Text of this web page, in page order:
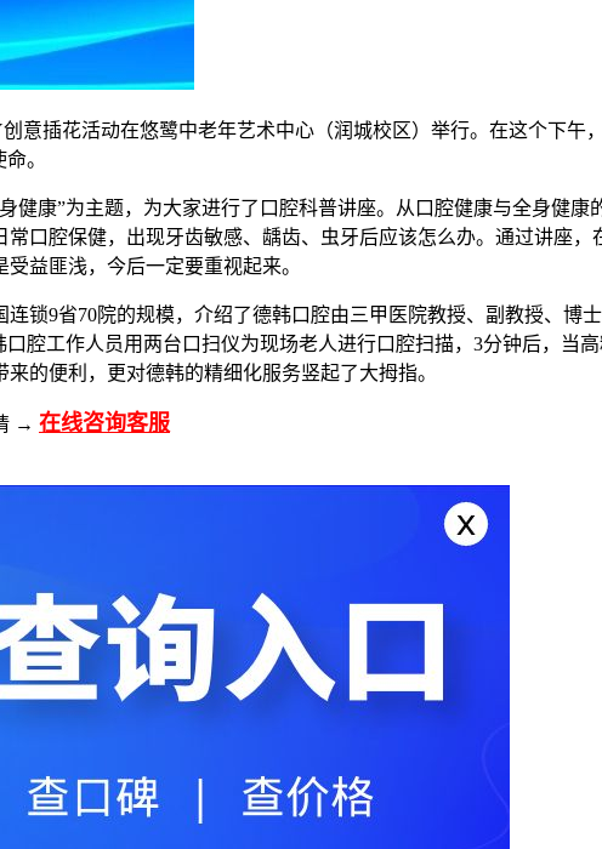
意插花活动在悠鹭中老年艺术中心（润城校区）举行。在这个下午
。
健康”为主题，为大家进行了口腔科普讲座。从口腔健康与全身健
口腔保健，出现牙齿敏感、龋齿、虫牙后应该怎么办。通过讲座，
益匪浅，今后一定要重视起来。
锁9省70院的规模，介绍了德韩口腔由三甲医院教授、副教授、博
腔工作人员用两台口扫仪为现场老人进行口腔扫描，3分钟后，当
的便利，更对德韩的精细化服务竖起了大拇指。
→ 在线咨询客服